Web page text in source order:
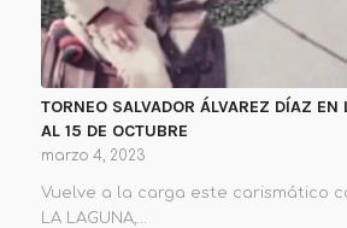
TORNEO SALVADOR ÁLVAREZ DÍAZ EN
AL 15 DE OCTUBRE
marzo 4, 2023
Vuelve a la carga este carismático
LA LAGUNA,…